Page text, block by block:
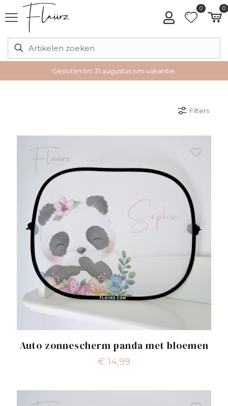
0 0
Gesloten tm 31 augustus ivm vakantie.
Filters
Auto zonnescherm panda met bloemen
€ 14,99